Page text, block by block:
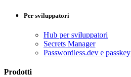
Per sviluppatori
Hub per sviluppatori
Secrets Manager
Passwordless.dev e passkey
Prodotti